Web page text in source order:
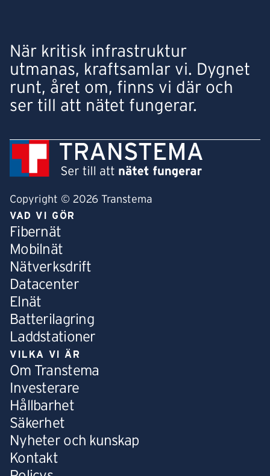
När kritisk infrastruktur
utmanas, kraftsamlar vi. Dygnet
runt, året om, finns vi där och
ser till att nätet fungerar.
Copyright © 2026 Transtema
VAD VI GÖR
Fibernät
Mobilnät
Nätverksdrift
Datacenter
Elnät
Batterilagring
Laddstationer
VILKA VI ÄR
Om Transtema
Investerare
Hållbarhet
Säkerhet
Nyheter och kunskap
Kontakt